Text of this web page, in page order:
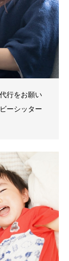
行をお願い
ーシッター